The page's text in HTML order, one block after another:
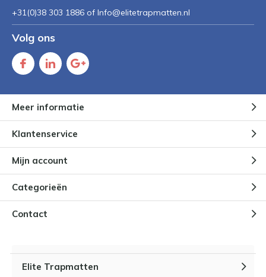
+31(0)38 303 1886 of Info@elitetrapmatten.nl
Volg ons
Meer informatie
Klantenservice
Mijn account
Categorieën
Contact
Elite Trapmatten